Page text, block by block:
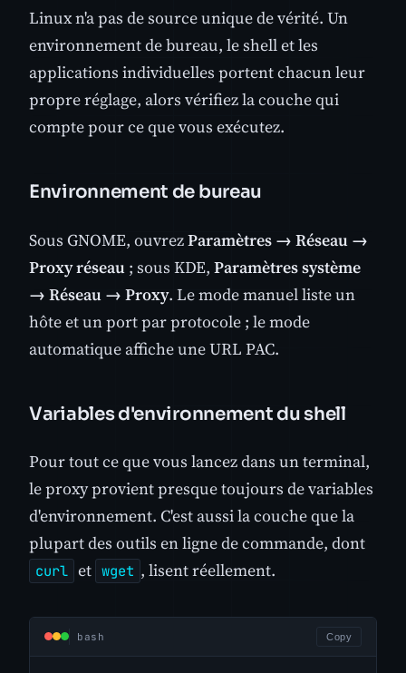
Linux n'a pas de source unique de vérité. Un
environnement de bureau, le shell et les
applications individuelles portent chacun leur
propre réglage, alors vérifiez la couche qui
compte pour ce que vous exécutez.
Environnement de bureau
Sous GNOME, ouvrezParamètres → Réseau →
Proxy réseau ; sous KDE, Paramètres système
→ Réseau → Proxy. Le mode manuel liste un
hôte et un port par protocole ; le mode
automatique affiche une URL PAC.
Variables d'environnement du shell
Pour tout ce que vous lancez dans un terminal,
le proxy provient presque toujours de variables
d'environnement. C'est aussi la couche que la
plupart des outils en ligne de commande, dont
curl et wget , lisent réellement.
bash Copy